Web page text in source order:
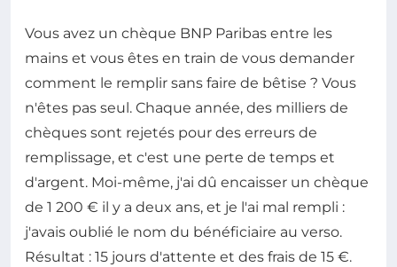
Vous avez un chèque BNP Paribas entre les
mains et vous êtes en train de vous demander
comment le remplir sans faire de bêtise ? Vous
n'êtes pas seul. Chaque année, des milliers de
chèques sont rejetés pour des erreurs de
remplissage, et c'est une perte de temps et
d'argent. Moi-même, j'ai dû encaisser un chèque
de 1 200 € il y a deux ans, et je l'ai mal rempli :
j'avais oublié le nom du bénéficiaire au verso.
Résultat : 15 jours d'attente et des frais de 15 €.